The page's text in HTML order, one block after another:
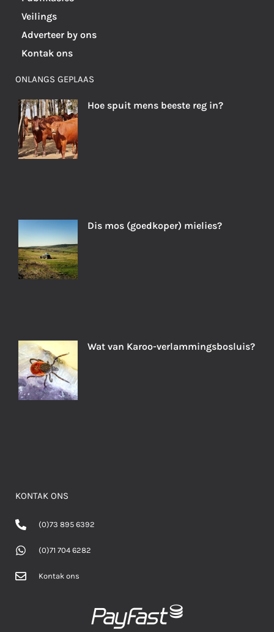
Veilings
Adverteer by ons
Kontak ons
ONLANGS GEPLAAS
Hoe spuit mens beeste reg in?
Dis mos (goedkoper) mielies?
Wat van Karoo-verlammingsbosluis?
KONTAK ONS
(0)73 895 6392
(0)71 704 6282
Kontak ons